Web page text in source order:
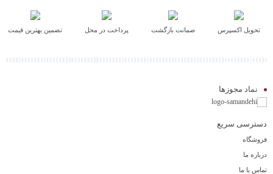
تحویل اکسپرس ضمانت بازگشت پرداخت در محل تضمین بهترین قیمت
نماد مجوزها
دسترسی سریع
فروشگاه
درباره ما
تماس با ما